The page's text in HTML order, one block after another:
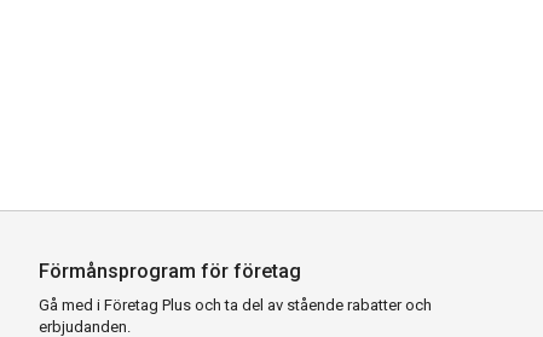
Förmånsprogram för företag
Gå med i Företag Plus och ta del av stående rabatter och
erbjudanden.